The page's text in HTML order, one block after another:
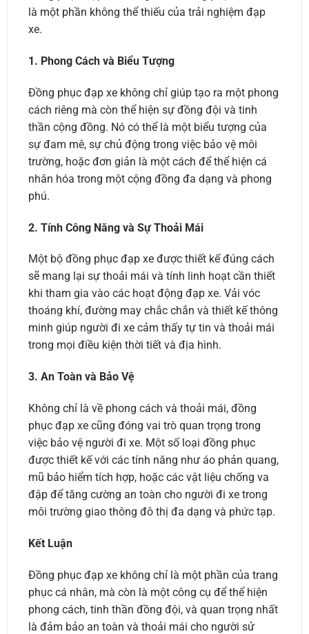
là một phần không thể thiếu của trải nghiệm đạp
xe.
1. Phong Cách và Biểu Tượng
Đồng phục đạp xe không chỉ giúp tạo ra một phong
cách riêng mà còn thể hiện sự đồng đội và tinh
thần cộng đồng. Nó có thể là một biểu tượng của
sự đam mê, sự chủ động trong việc bảo vệ môi
trường, hoặc đơn giản là một cách để thể hiện cá
nhân hóa trong một cộng đồng đa dạng và phong
phú.
2. Tính Công Năng và Sự Thoải Mái
Một bộ đồng phục đạp xe được thiết kế đúng cách
sẽ mang lại sự thoải mái và tính linh hoạt cần thiết
khi tham gia vào các hoạt động đạp xe. Vải vóc
thoáng khí, đường may chắc chắn và thiết kế thông
minh giúp người đi xe cảm thấy tự tin và thoải mái
trong mọi điều kiện thời tiết và địa hình.
3. An Toàn và Bảo Vệ
Không chỉ là về phong cách và thoải mái, đồng
phục đạp xe cũng đóng vai trò quan trọng trong
việc bảo vệ người đi xe. Một số loại đồng phục
được thiết kế với các tính năng như áo phản quang,
mũ bảo hiểm tích hợp, hoặc các vật liệu chống va
đập để tăng cường an toàn cho người đi xe trong
môi trường giao thông đô thị đa dạng và phức tạp.
Kết Luận
Đồng phục đạp xe không chỉ là một phần của trang
phục cá nhân, mà còn là một công cụ để thể hiện
phong cách, tinh thần đồng đội, và quan trọng nhất
là đảm bảo an toàn và thoải mái cho người sử